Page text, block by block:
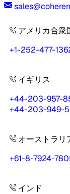
アメリカ合衆
+1-252-477-
イギリス
+44-203-957-
+44-203-949-
オーストラリ
+61-8-7924-
インド